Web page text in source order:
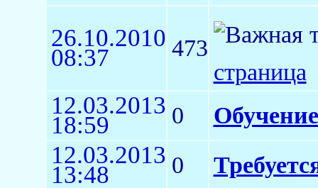
26.10.2010
08:37
473
страница
12.03.2013
18:59 0
12.03.2013
13:48 0